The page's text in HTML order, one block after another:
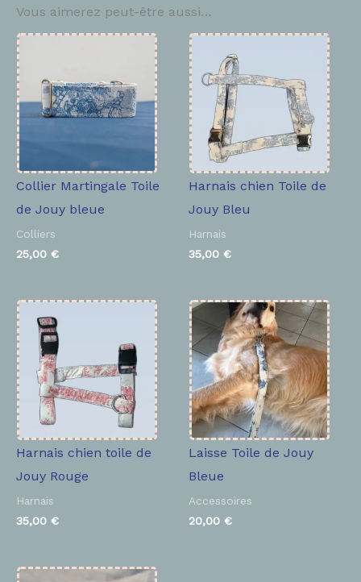
Vous aimerez peut-être aussi…
Collier Martingale Toile
de Jouy bleue
Colliers
25,00 €
Harnais chien Toile de
Jouy Bleu
Harnais
35,00 €
Harnais chien toile de
Jouy Rouge
Harnais
35,00 €
Laisse Toile de Jouy
Bleue
Accessoires
20,00 €